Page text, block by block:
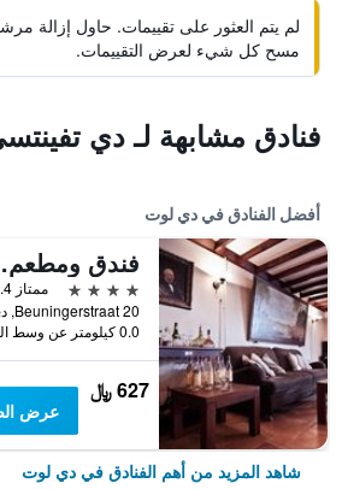
لم يتم العثور على تقييمات. حاول إزالة
مسح كل شيء لعرض التقييمات.
فنادق مشابهة لـ دي
أفضل الفنادق في دي لوت
فندق
4 نجوم
ممتاز 8.4
0.0 كيلومتر عن وسط المدينة
627 ﷼
عرض
شاهد المزيد من أهم الفنادق في دي لوت